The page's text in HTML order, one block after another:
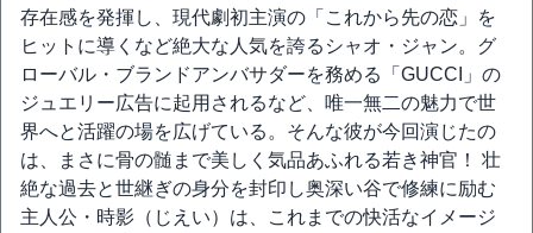
存在感を発揮し、現代劇初主演の「これから先の恋」を
ヒットに導くなど絶大な人気を誇るシャオ・ジャン。グ
ローバル・ブランドアンバサダーを務める「GUCCI」の
ジュエリー広告に起用されるなど、唯一無二の魅力で世
界へと活躍の場を広げている。そんな彼が今回演じたの
は、まさに骨の髄まで美しく気品あふれる若き神官！ 壮
絶な過去と世継ぎの身分を封印し奥深い谷で修練に励む
主人公・時影（じえい）は、これまでの快活なイメージ